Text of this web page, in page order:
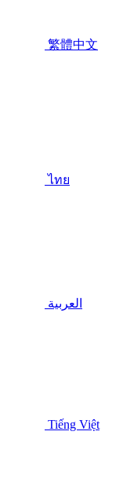
繁體中文
ไทย
العربية
Tiếng Việt